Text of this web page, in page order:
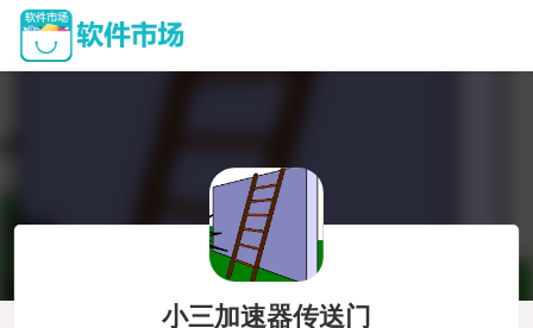
小三加速器传送门